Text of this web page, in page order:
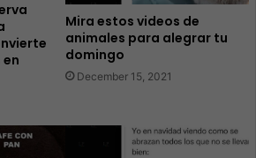
Mira estos videos de
animales para alegrar tu
domingo
December 15, 2021